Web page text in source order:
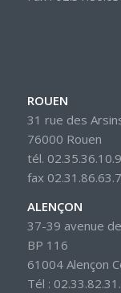
ROUEN
31 rue des
76000 Rouen
tél.
fax
ALENÇON
37-39 avenue
BP 116
61004 Alençon
Tél :